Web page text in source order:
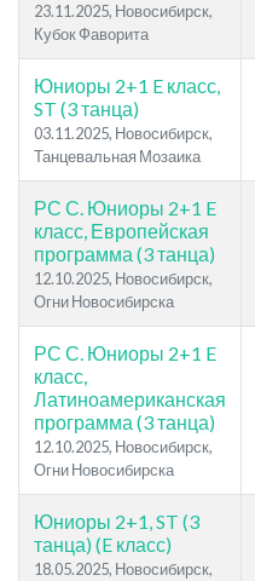
23.11.2025, Новосибирск,
Кубок Фаворита
Юниоры 2+1 E класс,
ST (3 танца)
03.11.2025, Новосибирск,
Танцевальная Мозаика
РС С. Юниоры 2+1 E
класс, Европейская
программа (3 танца)
12.10.2025, Новосибирск,
Огни Новосибирска
РС С. Юниоры 2+1 E
класс,
Латиноамериканская
программа (3 танца)
12.10.2025, Новосибирск,
Огни Новосибирска
Юниоры 2+1, ST (3
танца) (E класс)
18.05.2025, Новосибирск,